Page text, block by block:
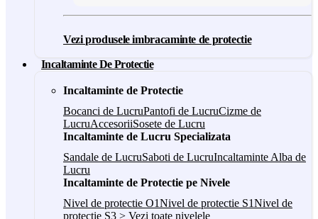
Vezi produsele imbracaminte de protectie
Incaltaminte De Protectie
Incaltaminte de Protectie
Bocanci de LucruPantofi de LucruCizme de
LucruAccesoriiSosete de Lucru
Incaltaminte de Lucru Specializata
Sandale de LucruSaboti de LucruIncaltaminte Alba de
Lucru
Incaltaminte de Protectie pe Nivele
Nivel de protectie O1Nivel de protectie S1Nivel de
protectie S3 > Vezi toate nivelele